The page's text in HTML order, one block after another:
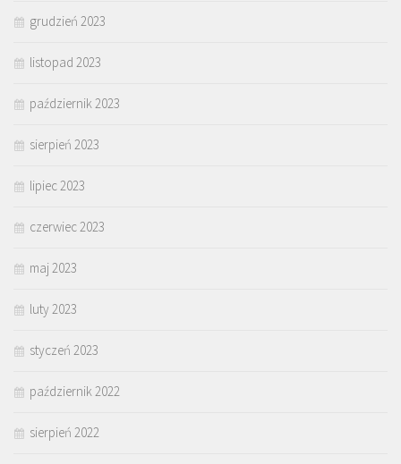
grudzień 2023
listopad 2023
październik 2023
sierpień 2023
lipiec 2023
czerwiec 2023
maj 2023
luty 2023
styczeń 2023
październik 2022
sierpień 2022